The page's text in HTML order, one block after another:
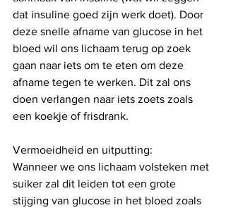
dat insuline goed zijn werk doet). Door
deze snelle afname van glucose in het
bloed wil ons lichaam terug op zoek
gaan naar iets om te eten om deze
afname tegen te werken. Dit zal ons
doen verlangen naar iets zoets zoals
een koekje of frisdrank.
Vermoeidheid en uitputting:
Wanneer we ons lichaam volsteken met
suiker zal dit leiden tot een grote
stijging van glucose in het bloed zoals